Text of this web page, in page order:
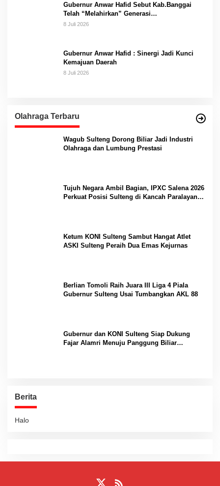
Gubernur Anwar Hafid Sebut Kab.Banggai
Telah “Melahirkan” Generasi…
8 Juli 2026
Gubernur Anwar Hafid : Sinergi Jadi Kunci
Kemajuan Daerah
8 Juli 2026
Olahraga Terbaru
Wagub Sulteng Dorong Biliar Jadi Industri
Olahraga dan Lumbung Prestasi
Tujuh Negara Ambil Bagian, IPXC Salena 2026
Perkuat Posisi Sulteng di Kancah Paralayang
Ketum KONI Sulteng Sambut Hangat Atlet
ASKI Sulteng Peraih Dua Emas Kejurnas
Berlian Tomoli Raih Juara III Liga 4 Piala
Gubernur Sulteng Usai Tumbangkan AKL 88
Gubernur dan KONI Sulteng Siap Dukung
Fajar Alamri Menuju Panggung Biliar
Berita
Halo